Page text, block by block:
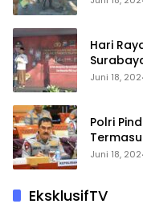
Hari
Hewan
Juni 18,
Polri
Juni 18,
EksklusifTV